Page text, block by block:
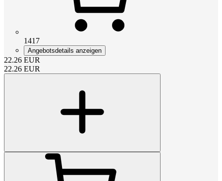
1417
Angebotsdetails anzeigen
22.26 EUR
22.26 EUR